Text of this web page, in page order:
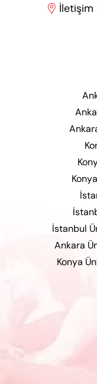
 İletişim
İstanbul
Ankara
Konya